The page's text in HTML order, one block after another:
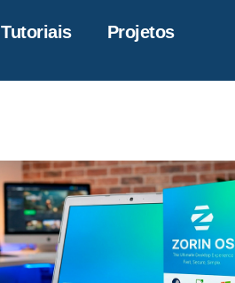
Tutoriais Projetos